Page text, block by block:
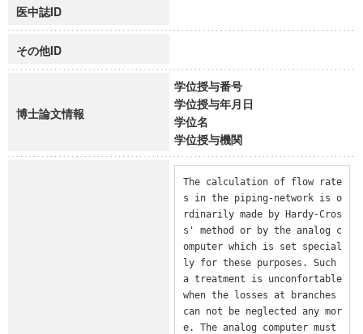
医中誌ID
その他ID
博士論文情報
学位授与番号
学位授与年月日
学位名
学位授与機関
The calculation of flow rate
s in the piping-network is o
rdinarily made by Hardy-Cros
s' method or by the analog c
omputer which is set special
ly for these purposes. Such
a treatment is unconfortable
when the losses at branches
can not be neglected any mor
e. The analog computer must